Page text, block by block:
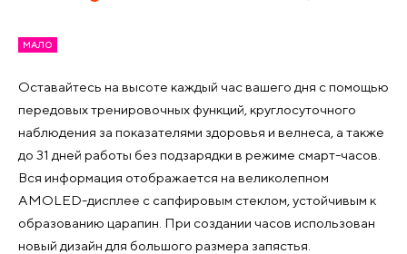
МАЛО
Оставайтесь на высоте каждый час вашего дня с помощью
передовых тренировочных функций, круглосуточного
наблюдения за показателями здоровья и велнеса, а также
до 31 дней работы без подзарядки в режиме смарт-часов.
Вся информация отображается на великолепном
AMOLED-дисплее с сапфировым стеклом, устойчивым к
образованию царапин. При создании часов использован
новый дизайн для большого размера запястья.